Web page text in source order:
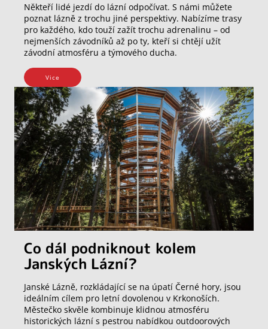
Někteří lidé jezdí do lázní odpočívat. S námi můžete
poznat lázně z trochu jiné perspektivy. Nabízíme trasy
pro každého, kdo touží zažít trochu adrenalinu – od
nejmenších závodníků až po ty, kteří si chtějí užít
závodní atmosféru a týmového ducha.
Vice
Co dál podniknout kolem
Janských Lázní?
Janské Lázně, rozkládající se na úpatí Černé hory, jsou
ideálním cílem pro letní dovolenou v Krkonoších.
Městečko skvěle kombinuje klidnou atmosféru
historických lázní s pestrou nabídkou outdoorových